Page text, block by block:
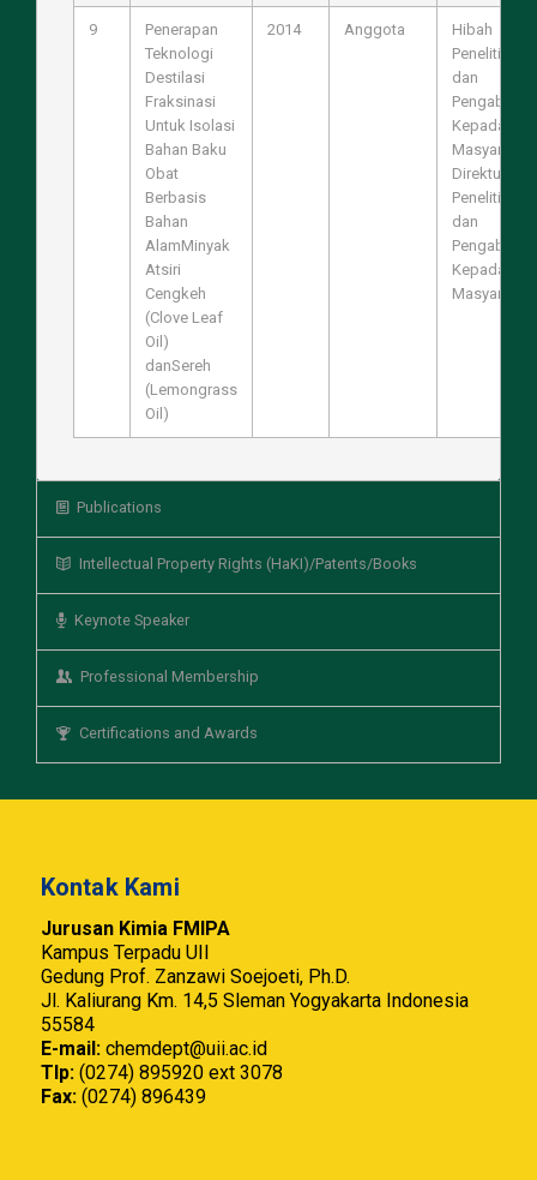
9
Penerapan
Teknologi
Destilasi
Fraksinasi
Untuk Isolasi
Bahan Baku
Obat
Berbasis
Bahan
AlamMinyak
Atsiri
Cengkeh
(Clove Leaf
Oil)
danSereh
(Lemongrass
Oil)
2014 Anggota
Hibah
Penelitian
dan
Pengabdian
Kepada
Masyarakat,
Direktur
Penelitian
dan
Pengabdian
Kepada
Masyarakat
Publications
Intellectual Property Rights (HaKI)/Patents/Books
Keynote Speaker
Professional Membership
Certifications and Awards
Kontak Kami
Jurusan Kimia FMIPA
Kampus Terpadu UII
Gedung Prof. Zanzawi Soejoeti, Ph.D.
Jl. Kaliurang Km. 14,5 Sleman Yogyakarta Indonesia
55584
E-mail: chemdept@uii.ac.id
Tlp:(0274) 895920 ext 3078
Fax:(0274) 896439